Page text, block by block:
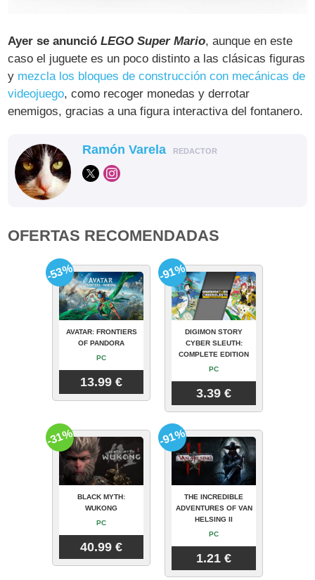
Ayer se anuncióLEGO Super Mario, aunque en este
caso el juguete es un poco distinto a las clásicas figuras
y mezcla los bloques de construcción con mecánicas de
videojuego, como recoger monedas y derrotar
enemigos, gracias a una figura interactiva del fontanero.
Ramón Varela REDACTOR
OFERTAS RECOMENDADAS
AVATAR: FRONTIERS
OF PANDORA
PC
13.99 €
-53%
DIGIMON STORY
CYBER SLEUTH:
COMPLETE EDITION
PC
3.39 €
-91%
BLACK MYTH:
WUKONG
PC
40.99 €
-31%
THE INCREDIBLE
ADVENTURES OF VAN
HELSING II
PC
1.21 €
-91%